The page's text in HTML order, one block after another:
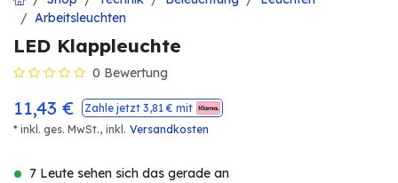
Arbeitsleuchten
LED Klappleuchte
0 Bewertung
11,43 € Zahle jetzt 3,81€ mit
* inkl. ges. MwSt., inkl. Versandkosten
7 Leute sehen sich das gerade an